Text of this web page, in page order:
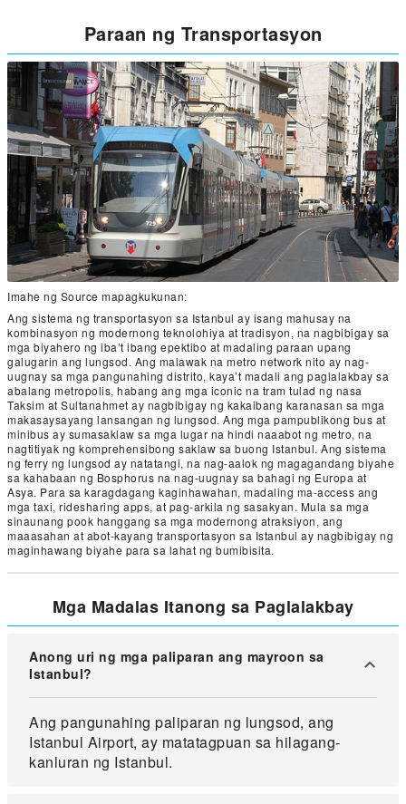
Paraan ng Transportasyon
Imahe ng Source mapagkukunan:
Ang sistema ng transportasyon sa Istanbul ay isang mahusay na
kombinasyon ng modernong teknolohiya at tradisyon, na nagbibigay sa
mga biyahero ng iba’t ibang epektibo at madaling paraan upang
galugarin ang lungsod. Ang malawak na metro network nito ay nag-
uugnay sa mga pangunahing distrito, kaya’t madali ang paglalakbay sa
abalang metropolis, habang ang mga iconic na tram tulad ng nasa
Taksim at Sultanahmet ay nagbibigay ng kakaibang karanasan sa mga
makasaysayang lansangan ng lungsod. Ang mga pampublikong bus at
minibus ay sumasaklaw sa mga lugar na hindi naaabot ng metro, na
nagtitiyak ng komprehensibong saklaw sa buong Istanbul. Ang sistema
ng ferry ng lungsod ay natatangi, na nag-aalok ng magagandang biyahe
sa kahabaan ng Bosphorus na nag-uugnay sa bahagi ng Europa at
Asya. Para sa karagdagang kaginhawahan, madaling ma-access ang
mga taxi, ridesharing apps, at pag-arkila ng sasakyan. Mula sa mga
sinaunang pook hanggang sa mga modernong atraksiyon, ang
maaasahan at abot-kayang transportasyon sa Istanbul ay nagbibigay ng
maginhawang biyahe para sa lahat ng bumibisita.
Mga Madalas Itanong sa Paglalakbay
Anong uri ng mga paliparan ang mayroon sa
Istanbul?
Ang pangunahing paliparan ng lungsod, ang
Istanbul Airport, ay matatagpuan sa hilagang-
kanluran ng Istanbul.